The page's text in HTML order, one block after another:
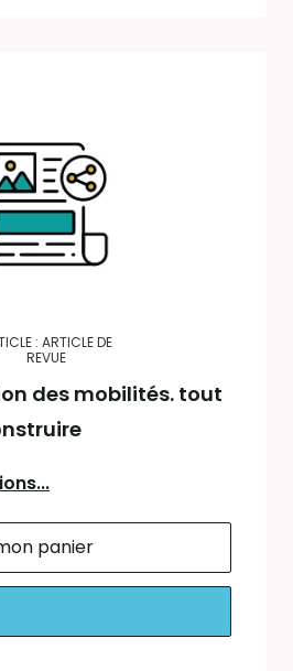
: ARTICLE DE
REVUE
des mobilités. tout
panier